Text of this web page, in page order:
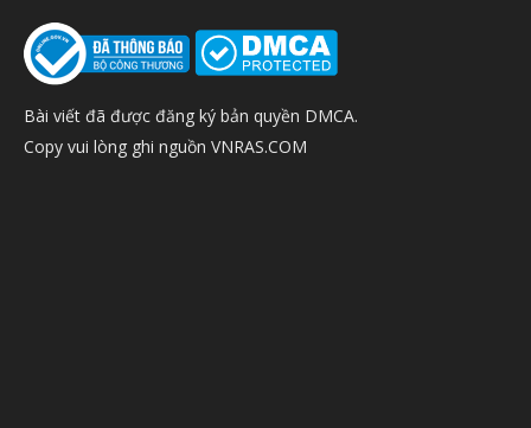
Bài viết đã được đăng ký bản quyền DMCA.
Copy vui lòng ghi nguồn VNRAS.COM